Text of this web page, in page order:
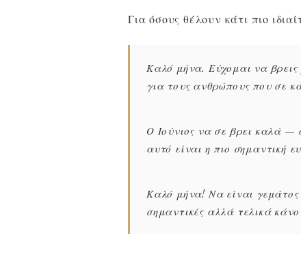
Για όσους θέλουν κάτι πιο
Καλό μήνα. Εύχομαι να βρεις
για τους ανθρώπους που σε
Ο Ιούνιος να σε βρει καλά
αυτό είναι η πιο σημαντική
Καλό μήνα! Να είναι γεμάτος
σημαντικές αλλά τελικά